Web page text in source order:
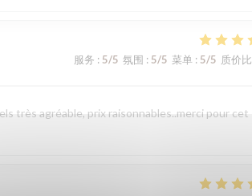
服务 : 5/5 氛围 : 5/5 菜单: 5/5 质价比
très agréable, prix raisonnables..merci pour cet